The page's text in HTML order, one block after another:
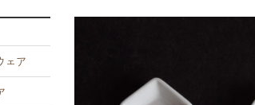
ェア